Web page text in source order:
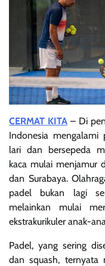
CERMAT KITA – Di
Indonesia mengalami
lari dan bersepeda
kaca mulai menjamur
dan Surabaya.
padel bukan lagi
melainkan mulai
ekstrakurikuler anak-
Padel, yang sering
dan squash, ternyata